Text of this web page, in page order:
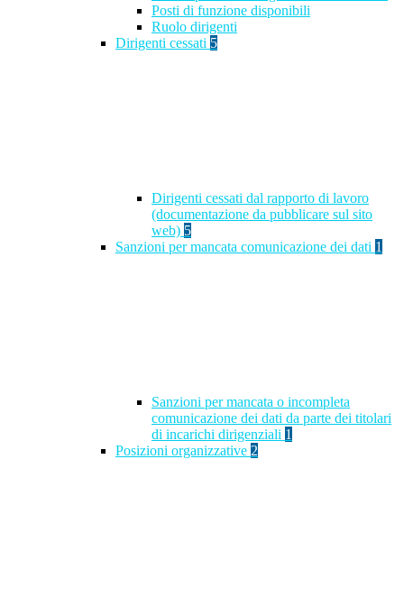
Posti di funzione disponibili
Ruolo dirigenti
Dirigenti cessati 5
Dirigenti cessati dal rapporto di lavoro
(documentazione da pubblicare sul sito
web) 5
Sanzioni per mancata comunicazione dei dati 1
Sanzioni per mancata o incompleta
comunicazione dei dati da parte dei titolari
di incarichi dirigenziali 1
Posizioni organizzative 2